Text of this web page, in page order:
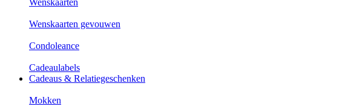
Wenskaarten
Wenskaarten gevouwen
Condoleance
Cadeaulabels
Cadeaus & Relatiegeschenken
Mokken